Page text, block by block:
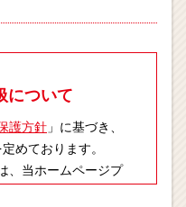
について
護方針 」に基づき、
めております。
、当ホームページプ